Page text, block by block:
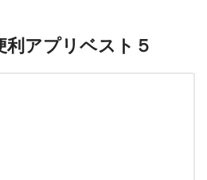
アプリベスト５